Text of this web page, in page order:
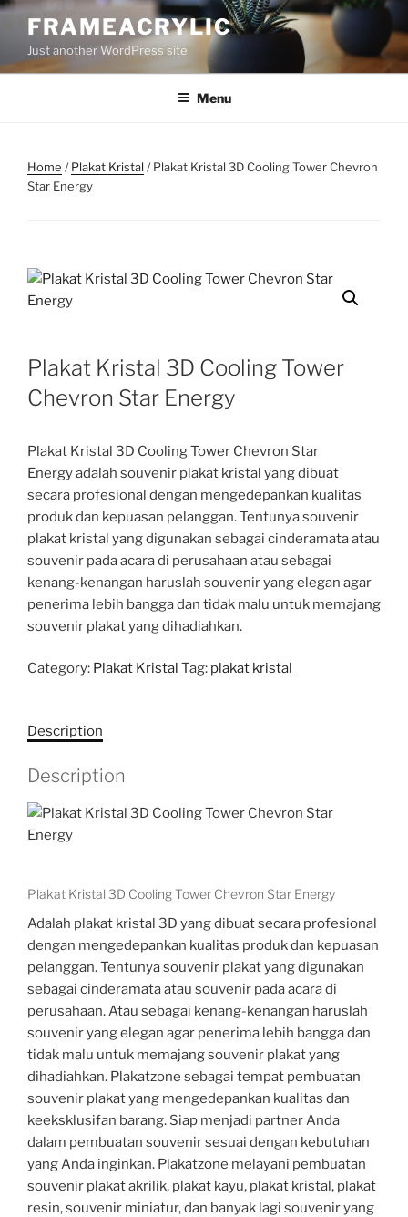
Skip
content
FRAMEACRYLIC
Just another WordPress site
Menu
Home /Plakat Kristal/ Plakat Kristal 3D Cooling Tower Chevron
Star Energy
Plakat Kristal 3D Cooling Tower
Chevron Star Energy
Plakat Kristal 3D Cooling Tower Chevron Star
Energy adalah souvenir plakat kristal yang dibuat
secara profesional dengan mengedepankan kualitas
produk dan kepuasan pelanggan. Tentunya souvenir
plakat kristal yang digunakan sebagai cinderamata atau
souvenir pada acara di perusahaan atau sebagai
kenang-kenangan haruslah souvenir yang elegan agar
penerima lebih bangga dan tidak malu untuk memajang
souvenir plakat yang dihadiahkan.
Category: Plakat Kristal Tag: plakat kristal
Description
Description
Plakat Kristal 3D Cooling Tower Chevron Star Energy
Adalah plakat kristal 3D yang dibuat secara profesional
dengan mengedepankan kualitas produk dan kepuasan
pelanggan. Tentunya souvenir plakat yang digunakan
sebagai cinderamata atau souvenir pada acara di
perusahaan. Atau sebagai kenang-kenangan haruslah
souvenir yang elegan agar penerima lebih bangga dan
tidak malu untuk memajang souvenir plakat yang
dihadiahkan. Plakatzone sebagai tempat pembuatan
souvenir plakat yang mengedepankan kualitas dan
keeksklusifan barang. Siap menjadi partner Anda
dalam pembuatan souvenir sesuai dengan kebutuhan
yang Anda inginkan. Plakatzone melayani pembuatan
souvenir plakat akrilik, plakat kayu, plakat kristal, plakat
resin, souvenir miniatur, dan banyak lagi souvenir yang